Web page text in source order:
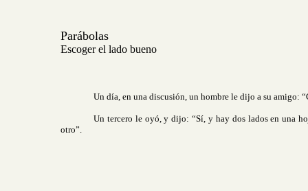
Parábolas
Escoger el lado bueno
Un día, en una discusión, un hombre le dijo a su amigo:
Un tercero le oyó, y dijo: “Sí, y hay dos lados en una
otro”.